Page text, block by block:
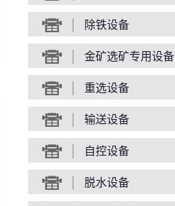
除铁设备
金矿选矿专用设备
重选设备
输送设备
自控设备
脱水设备